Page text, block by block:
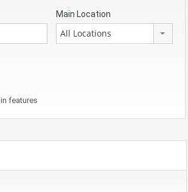
Main Location
All Locations
features